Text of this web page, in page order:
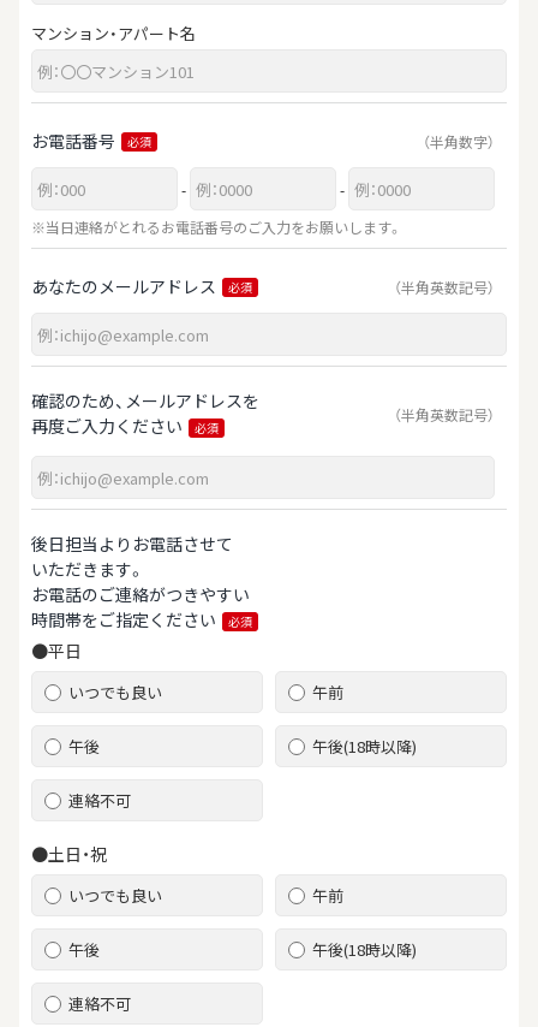
マンション・アパート名
お電話番号 必須 （半角数字）
-
-
※当日連絡がとれるお電話番号のご入力をお願いします。
あなたのメールアドレス 必須 （半角英数記号）
確認のため、メールアドレスを
再度ご入力ください
必須
（半角英数記号）
後日担当よりお電話させて
いただきます。
お電話のご連絡がつきやすい
時間帯をご指定ください
必須
●平日
いつでも良い 午前
午後 午後(18時以降)
連絡不可
●土日・祝
いつでも良い 午前
午後 午後(18時以降)
連絡不可